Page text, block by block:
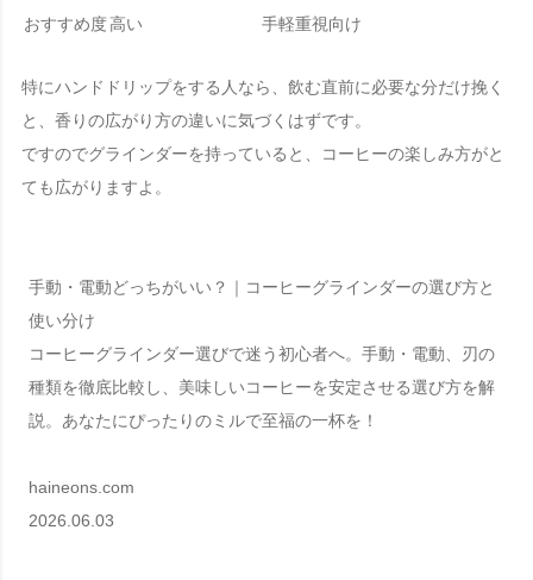
おすすめ度高い 手軽重視向け
特にハンドドリップをする人なら、飲む直前に必要な分だけ挽く
と、香りの広がり方の違いに気づくはずです。
ですのでグラインダーを持っていると、コーヒーの楽しみ方がと
ても広がりますよ。
手動・電動どっちがいい？｜コーヒーグラインダーの選び方と
使い分け
コーヒーグラインダー選びで迷う初心者へ。手動・電動、刃の
種類を徹底比較し、美味しいコーヒーを安定させる選び方を解
説。あなたにぴったりのミルで至福の一杯を！
haineons.com
2026.06.03